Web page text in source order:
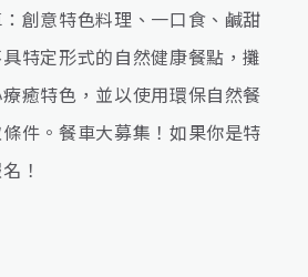
創意特色料理、一口食、鹹甜
特定形式的自然健康餐點，攤
癒特色，並以使用環保自然餐
件。餐車大募集！如果你是特
！